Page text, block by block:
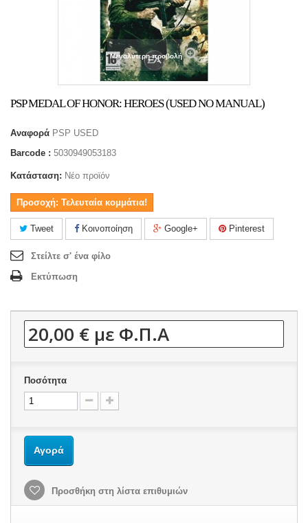
Μεγαλύτερη προβολή
PSP MEDAL OF HONOR: HEROES (USED NO MANUAL)
Αναφορά PSP USED
Barcode : 5030949053183
Κατάσταση: Νέο προϊόν
Προσοχή: Τελευταία κομμάτια!
Tweet Κοινοποίηση Google+ Pinterest
Στείλτε σ' ένα φίλο
Εκτύπωση
20,00 € με Φ.Π.Α
Ποσότητα
Αγορά
Προσθήκη στη λίστα επιθυμιών